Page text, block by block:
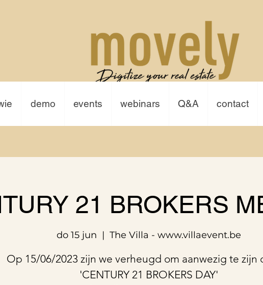
demo events webinars Q&A contact
21 BROKERS
do 15 jun
  |
The Villa - www.villaevent.be
Op 15/06/2023 zijn we verheugd om aanwezig te zijn
'CENTURY 21 BROKERS DAY'